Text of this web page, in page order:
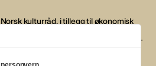
kulturråd, i tillegg til økonomisk
komponistforening og
drives etter Redaktør- og Vær Varsom-